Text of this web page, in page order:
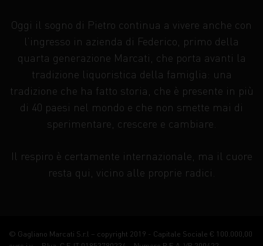
Oggi il sogno di Pietro continua a vivere anche con
l’ingresso in azienda di Federico, primo della
quarta generazione Marcati, che porta avanti la
tradizione liquoristica della famiglia: una
tradizione che ha fatto storia, che è presente in più
di 40 paesi nel mondo e che non smette mai di
sperimentare, crescere e cambiare.
Il respiro è certamente internazionale, ma il cuore
resta qui, vicino alle proprie radici.
© Gagliano Marcati S.r.l – copyright 2019 - Capitale Sociale € 100.000,00